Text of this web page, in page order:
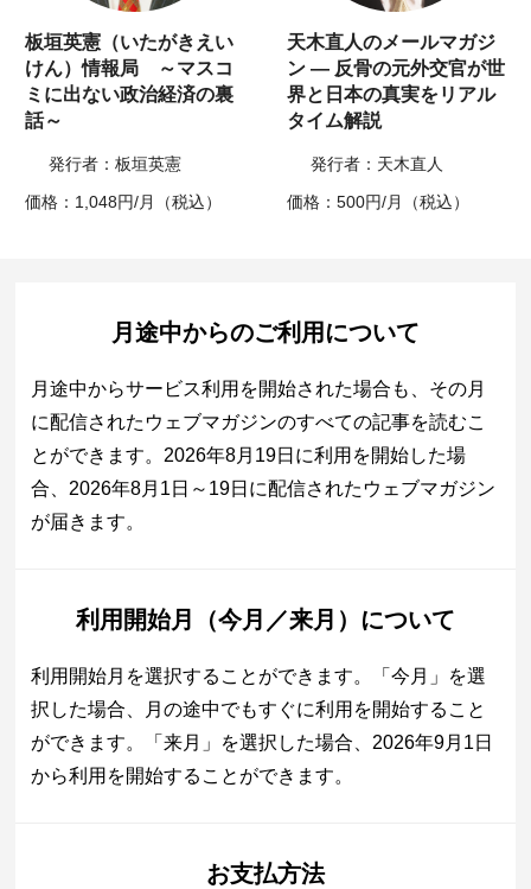
板垣英憲（いたがきえい
けん）情報局 ～マスコ
ミに出ない政治経済の裏
話～
発行者：板垣英憲
価格：1,048円/月（税込）
天木直人のメールマガジ
ン ― 反骨の元外交官が世
界と日本の真実をリアル
タイム解説
発行者：天木直人
価格：500円/月（税込）
月途中からのご利用について
月途中からサービス利用を開始された場合も、その月
に配信されたウェブマガジンのすべての記事を読むこ
とができます。2026年8月19日に利用を開始した場
合、2026年8月1日～19日に配信されたウェブマガジン
が届きます。
利用開始月（今月／来月）について
利用開始月を選択することができます。「今月」を選
択した場合、月の途中でもすぐに利用を開始すること
ができます。「来月」を選択した場合、2026年9月1日
から利用を開始することができます。
お支払方法